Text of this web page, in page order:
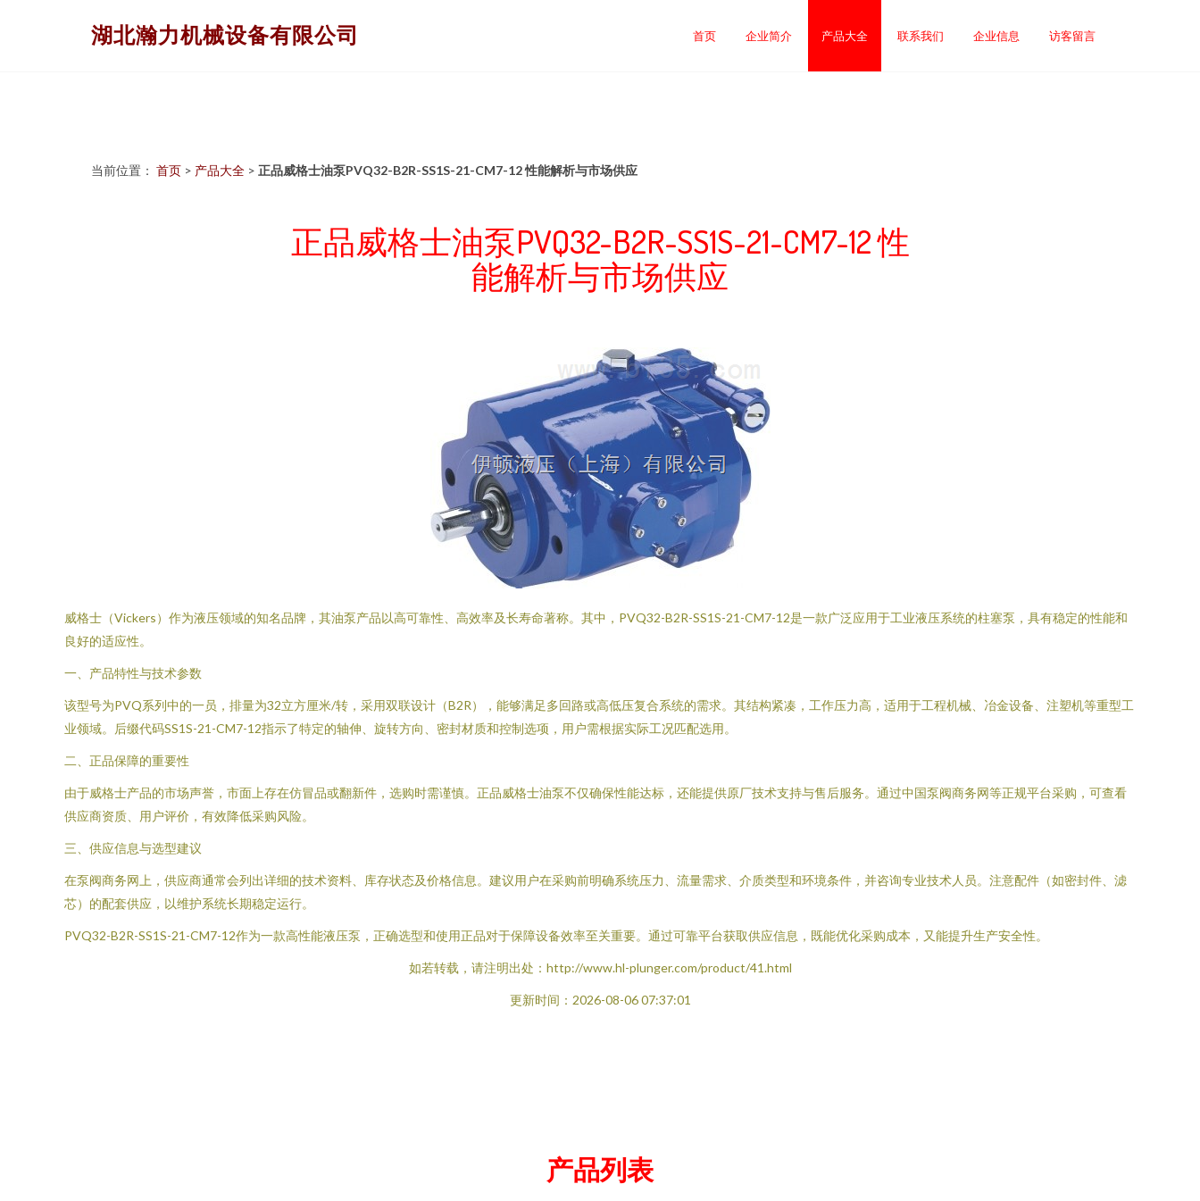
湖北瀚力机械设备有限公司 首页 企业简介 产品大全 联系我们 企业信息 访客留言
当前位置： 首页 > 产品大全 > 正品威格士油泵PVQ32-B2R-SS1S-21-CM7-12 性能解析与市场供应
正品威格士油泵PVQ32-B2R-SS1S-21-CM7-12 性
能解析与市场供应
威格士（Vickers）作为液压领域的知名品牌，其油泵产品以高可靠性、高效率及长寿命著称。其中，PVQ32-B2R-SS1S-21-CM7-12是一款广泛应用于工业液压系统的柱塞泵，具有稳定的性能和
良好的适应性。
一、产品特性与技术参数
该型号为PVQ系列中的一员，排量为32立方厘米/转，采用双联设计（B2R），能够满足多回路或高低压复合系统的需求。其结构紧凑，工作压力高，适用于工程机械、冶金设备、注塑机等重型工
业领域。后缀代码SS1S-21-CM7-12指示了特定的轴伸、旋转方向、密封材质和控制选项，用户需根据实际工况匹配选用。
二、正品保障的重要性
由于威格士产品的市场声誉，市面上存在仿冒品或翻新件，选购时需谨慎。正品威格士油泵不仅确保性能达标，还能提供原厂技术支持与售后服务。通过中国泵阀商务网等正规平台采购，可查看
供应商资质、用户评价，有效降低采购风险。
三、供应信息与选型建议
在泵阀商务网上，供应商通常会列出详细的技术资料、库存状态及价格信息。建议用户在采购前明确系统压力、流量需求、介质类型和环境条件，并咨询专业技术人员。注意配件（如密封件、滤
芯）的配套供应，以维护系统长期稳定运行。
PVQ32-B2R-SS1S-21-CM7-12作为一款高性能液压泵，正确选型和使用正品对于保障设备效率至关重要。通过可靠平台获取供应信息，既能优化采购成本，又能提升生产安全性。
如若转载，请注明出处：http://www.hl-plunger.com/product/41.html
更新时间：2026-08-06 07:37:01
产品列表